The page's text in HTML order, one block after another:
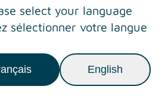
select your language
sélectionner votre langue
English